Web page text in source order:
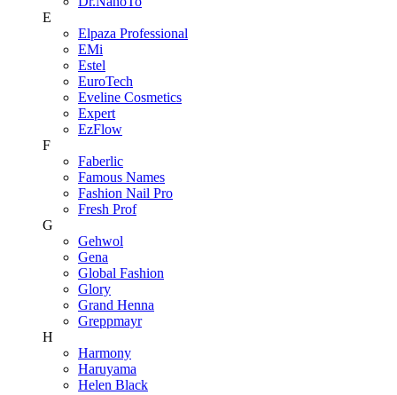
E
Elpaza Professional
EMi
Estel
EuroTech
Eveline Cosmetics
Expert
EzFlow
F
Faberlic
Famous Names
Fashion Nail Pro
Fresh Prof
G
Gehwol
Gena
Global Fashion
Glory
Grand Henna
Greppmayr
H
Harmony
Haruyama
Helen Black